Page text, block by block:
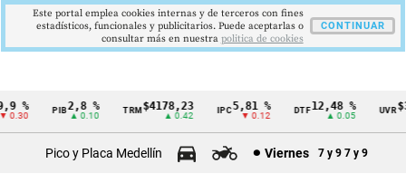
Cintillo
% PIB2,8 %
▲ 0.10
TRM$4178,23
▲ 0.42
5,81 %
▼ 0.12
DTF12,48 %
▲ 0.05
UVR
Pico y Placa Medellín Viernes 7 y 9 7 y 9
Este portal emplea cookies internas y de terceros con fines
estadísticos, funcionales y publicitarios. Puede aceptarlas o
consultar más en nuestra politica de cookies
CONTINUAR